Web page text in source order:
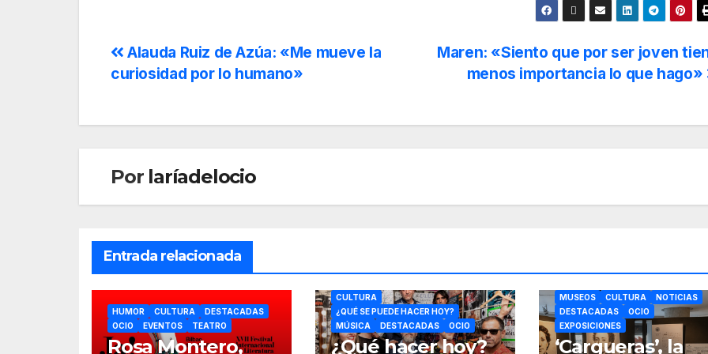
Maren: «Siento que por ser joven
menos importancia lo que hago»
Alauda Ruiz de Azúa: «Me mueve la
curiosidad por lo humano»
Por laríadelocio
Entrada relacionada
HUMOR CULTURA
DESTACADAS
OCIO
EVENTOS TEATRO
Rosa Montero,
CULTURA
¿QUÉ SE PUEDE HACER HOY?
MÚSICA
DESTACADAS OCIO
¿Qué hacer hoy?
MUSEOS CULTURA
NOTICIAS
DESTACADAS
OCIO
EXPOSICIONES
‘Cargueras’, la